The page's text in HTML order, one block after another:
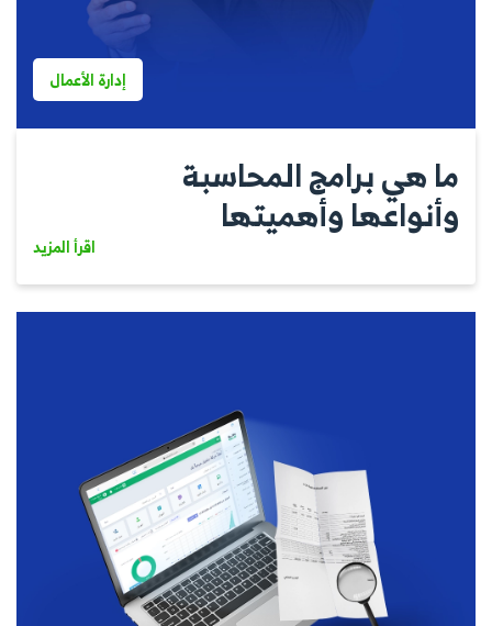
إدارة الأعمال
ما هي برامج المحاسبة
وأنواعها وأهميتها
اقرأ المزيد